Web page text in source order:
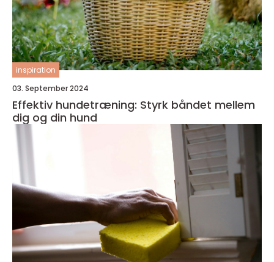
inspiration
03. September 2024
Effektiv hundetræning: Styrk båndet mellem
dig og din hund